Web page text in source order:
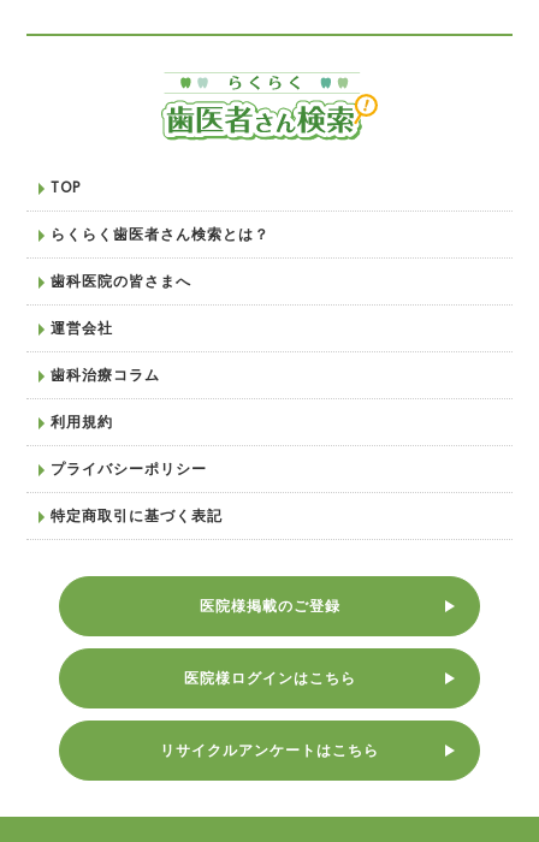
TOP
らくらく歯医者さん検索とは？
歯科医院の皆さまへ
運営会社
歯科治療コラム
利用規約
プライバシーポリシー
特定商取引に基づく表記
医院様掲載のご登録
医院様ログインはこちら
リサイクルアンケートはこちら